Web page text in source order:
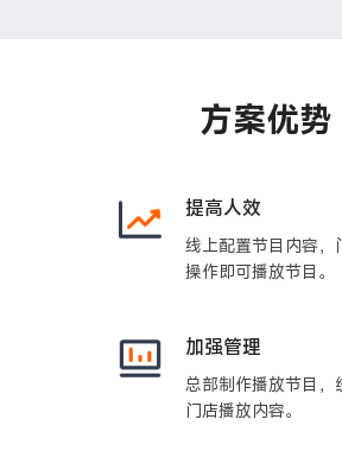
方案优势
提高人效
线上配置节目内容，
操作即可播放节目。
加强管理
总部制作播放节目，
门店播放内容。